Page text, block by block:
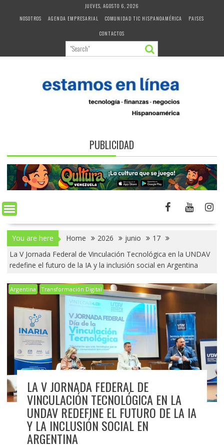
JUEVES, AGOSTO 6, 2026
NOSOTROS
AGENDA EMPRESARIAL COMUNIDAD TIC HISPANOAMÉRICA
PAISES
CONTACTOS
PUBLICIDAD
You are here Home 2026 junio
17
La V Jornada Federal de Vinculación Tecnológica en la UNDAV
redefine el futuro de la IA y la inclusión social en Argentina
Argentina Transformación Digital
LA V JORNADA FEDERAL DE
VINCULACIÓN TECNOLÓGICA EN LA
UNDAV REDEFINE EL FUTURO DE LA IA
Y LA INCLUSIÓN SOCIAL EN
ARGENTINA